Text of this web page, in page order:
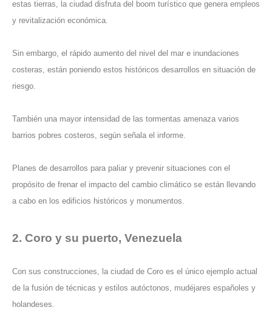
estas tierras, la ciudad disfruta del boom turístico que genera empleos
y revitalización económica.
Sin embargo, el rápido aumento del nivel del mar e inundaciones
costeras, están poniendo estos históricos desarrollos en situación de
riesgo.
También una mayor intensidad de las tormentas amenaza varios
barrios pobres costeros, según señala el informe.
Planes de desarrollos para paliar y prevenir situaciones con el
propósito de frenar el impacto del cambio climático se están llevando
a cabo en los edificios históricos y monumentos.
2. Coro y su puerto, Venezuela
Con sus construcciones, la ciudad de Coro es el único ejemplo actual
de la fusión de técnicas y estilos autóctonos, mudéjares españoles y
holandeses.